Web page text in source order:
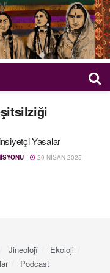
Yasalar
20 NISAN 2025
Jineolojî
Ekoloji
Podcast